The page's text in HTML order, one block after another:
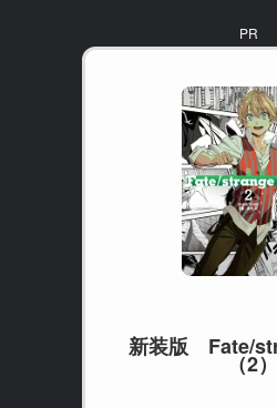
PR
新装版 Fate/
（2）